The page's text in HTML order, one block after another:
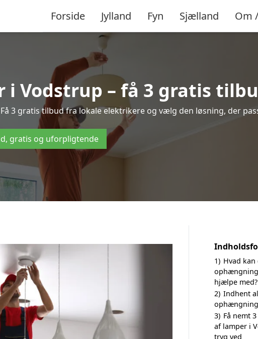
Forside Jylland Fyn Sjælland Om
Vodstrup – få 3 gratis
3 gratis tilbud fra lokale elektrikere og vælg den løsning, der
gratis og uforpligtende
1) Hvad
hjælpe med?
2) Indhent
3) Få nemt
af lamper i
tryg ved